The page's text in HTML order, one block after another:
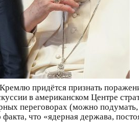
придётся признать
в американском Центре
переговорах (можно
что «ядерная держава,